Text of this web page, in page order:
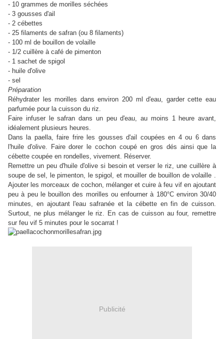
- 10 grammes de morilles séchées
- 3 gousses d'ail
- 2 cébettes
- 25 filaments de safran (ou 8 filaments)
- 100 ml de bouillon de volaille
- 1/2 cuillère à café de pimenton
- 1 sachet de spigol
- huile d'olive
- sel
Préparation
Réhydrater les morilles dans environ 200 ml d'eau, garder cette eau
parfumée pour la cuisson du riz.
Faire infuser le safran dans un peu d'eau, au moins 1 heure avant,
idéalement plusieurs heures.
Dans la paella, faire frire les gousses d'ail coupées en 4 ou 6 dans
l'huile d'olive.
Faire dorer le cochon coupé en gros dés ainsi que la
cébette coupée en rondelles, vivement. Réserver.
Remettre un peu d'huile d'olive si besoin et verser le riz, une cuillère à
soupe de sel, le pimenton, le spigol, et mouiller de bouillon de volaille .
Ajouter les morceaux de cochon, mélanger et cuire à feu vif en ajoutant
peu à peu le bouillon des morilles ou enfourner à 180°C environ 30/40
minutes, en ajoutant l'eau safranée et la cébette en fin de cuisson.
Surtout, ne plus mélanger le riz. En cas de cuisson au four, remettre
sur feu vif 5 minutes pour le socarrat !
Publicité